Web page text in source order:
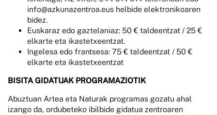
info@azkunazentroa.eus helbide elektronikoaren
bidez.
Euskaraz edo gaztelaniaz: 50 € taldeentzat / 25 €
elkarte eta ikastetxeentzat.
Ingelesa edo frantsesa: 75 € taldeentzat / 50 €
elkarte eta ikastetxeentzat
BISITA GIDATUAK PROGRAMAZIOTIK
Abuztuan Artea eta Naturak programas gozatu ahal
izango da, ordubeteko ibilbide gidatua zentroaren